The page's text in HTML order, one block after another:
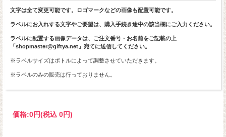
文字は全て変更可能です。ロゴマークなどの画像も配置可能です。
ラベルにお入れする文字やご要望は、購入手続き途中の該当欄にご入力ください。
ラベルに配置する画像データは、ご注文番号・お名前をご記載の上
「shopmaster@giftya.net」宛てに送信してください。
※ラベルサイズはボトルによって調整させていただきます。
※ラベルのみの販売は行っておりません。
価格:0円(税込 0円)